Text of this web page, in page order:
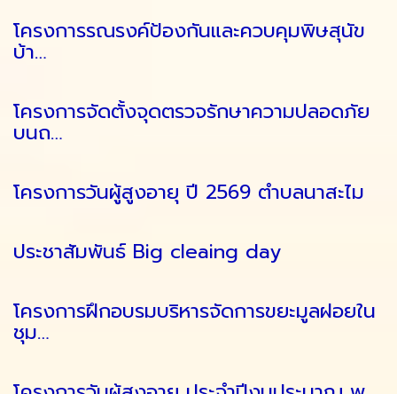
โครงการรณรงค์ป้องกันและควบคุมพิษสุนัข
บ้า…
โครงการจัดตั้งจุดตรวจรักษาความปลอดภัย
บนถ…
โครงการวันผู้สูงอายุ ปี 2569 ตำบลนาสะไม
ประชาสัมพันธ์ Big cleaing day
โครงการฝึกอบรมบริหารจัดการขยะมูลฝอยใน
ชุม…